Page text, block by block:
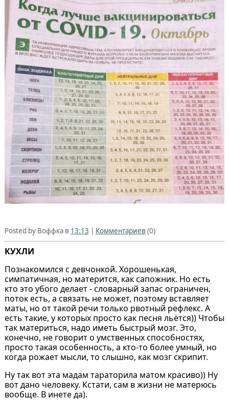
Posted by Воффка в 13:13 Комментариев (0)
КУХЛИ
Познакомился с девчонкой. Хорошенькая,
симпатичная, но матерится, как сапожник. Но есть
кто это убого делает - словарный запас ограничен,
поток есть, а связать не может, поэтому вставляет
маты, но от такой речи только рвотный рефлекс. А
есть такие, у которых просто как песня льётся)) Чтобы
так материться, надо иметь быстрый мозг. Это,
конечно, не говорит о умственных способностях,
просто такая особенность, а кто-то более умный, но
когда рожает мысли, то слышно, как мозг скрипит.
Ну так вот эта мадам тараторила матом красиво)) Ну
вот дано человеку. Кстати, сам в жизни не матерюсь
вообще. В инете да).